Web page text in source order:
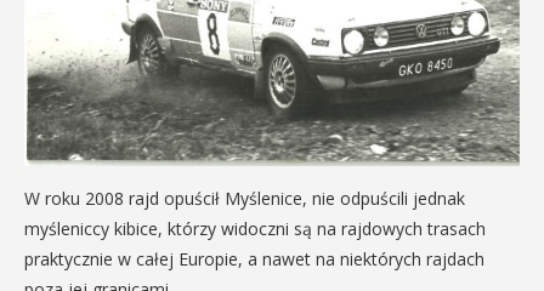
W roku 2008 rajd opuścił Myślenice, nie odpuścili jednak
myśleniccy kibice, którzy widoczni są na rajdowych trasach
praktycznie w całej Europie, a nawet na niektórych rajdach